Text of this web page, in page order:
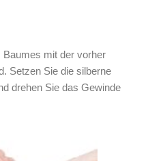
Baumes mit der vorher
Setzen Sie die silberne
drehen Sie das Gewinde